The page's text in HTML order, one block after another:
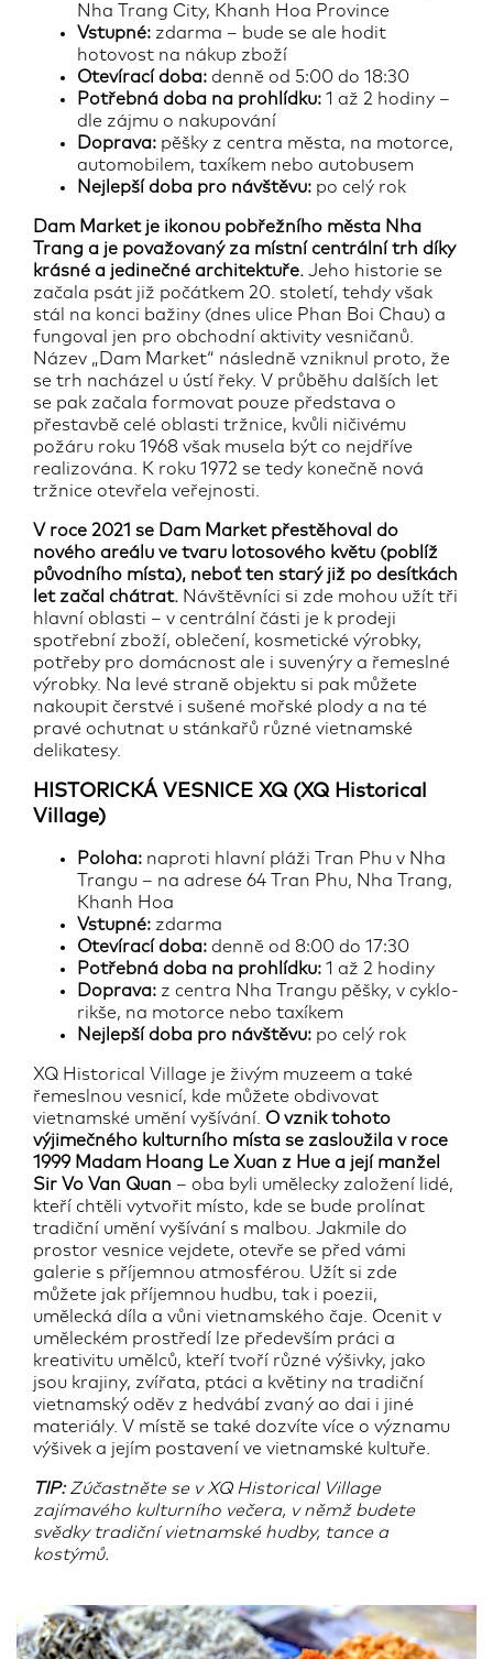
Nha Trang City, Khanh Hoa Province
Vstupné: zdarma – bude se ale hodit
hotovost na nákup zboží
Otevírací doba: denně od 5:00 do 18:30
Potřebná doba na prohlídku: 1 až 2 hodiny –
dle zájmu o nakupování
Doprava: pěšky z centra města, na motorce,
automobilem, taxíkem nebo autobusem
Nejlepší doba pro návštěvu: po celý rok
Dam Market je ikonou pobřežního města Nha
Trang a je považovaný za místní centrální trh díky
krásné a jedinečné architektuře. Jeho historie se
začala psát již počátkem 20. století, tehdy však
stál na konci bažiny (dnes ulice Phan Boi Chau) a
fungoval jen pro obchodní aktivity vesničanů.
Název „Dam Market“ následně vzniknul proto, že
se trh nacházel u ústí řeky. V průběhu dalších let
se pak začala formovat pouze představa o
přestavbě celé oblasti tržnice, kvůli ničivému
požáru roku 1968 však musela být co nejdříve
realizována. K roku 1972 se tedy konečně nová
tržnice otevřela veřejnosti.
V roce 2021 se Dam Market přestěhoval do
nového areálu ve tvaru lotosového květu (poblíž
původního místa), neboť ten starý již po desítkách
let začal chátrat. Návštěvníci si zde mohou užít tři
hlavní oblasti – v centrální části je k prodeji
spotřební zboží, oblečení, kosmetické výrobky,
potřeby pro domácnost ale i suvenýry a řemeslné
výrobky. Na levé straně objektu si pak můžete
nakoupit čerstvé i sušené mořské plody a na té
pravé ochutnat u stánkařů různé vietnamské
delikatesy.
HISTORICKÁ VESNICE XQ (XQ Historical
Village)
Poloha: naproti hlavní pláži Tran Phu v Nha
Trangu – na adrese 64 Tran Phu, Nha Trang,
Khanh Hoa
Vstupné: zdarma
Otevírací doba: denně od 8:00 do 17:30
Potřebná doba na prohlídku: 1 až 2 hodiny
Doprava: z centra Nha Trangu pěšky, v cyklo-
rikše, na motorce nebo taxíkem
Nejlepší doba pro návštěvu: po celý rok
XQ Historical Village je živým muzeem a také
řemeslnou vesnicí, kde můžete obdivovat
vietnamské umění vyšívání. O vznik tohoto
výjimečného kulturního místa se zasloužila v roce
1999 Madam Hoang Le Xuan z Hue a její manžel
Sir Vo Van Quan – oba byli umělecky založení lidé,
kteří chtěli vytvořit místo, kde se bude prolínat
tradiční umění vyšívání s malbou. Jakmile do
prostor vesnice vejdete, otevře se před vámi
galerie s příjemnou atmosférou. Užít si zde
můžete jak příjemnou hudbu, tak i poezii,
umělecká díla a vůni vietnamského čaje. Ocenit v
uměleckém prostředí lze především práci a
kreativitu umělců, kteří tvoří různé výšivky, jako
jsou krajiny, zvířata, ptáci a květiny na tradiční
vietnamský oděv z hedvábí zvaný ao dai i jiné
materiály. V místě se také dozvíte více o významu
výšivek a jejím postavení ve vietnamské kultuře.
TIP:Zúčastněte se v XQ Historical Village
zajímavého kulturního večera, v němž budete
svědky tradiční vietnamské hudby, tance a
kostýmů.